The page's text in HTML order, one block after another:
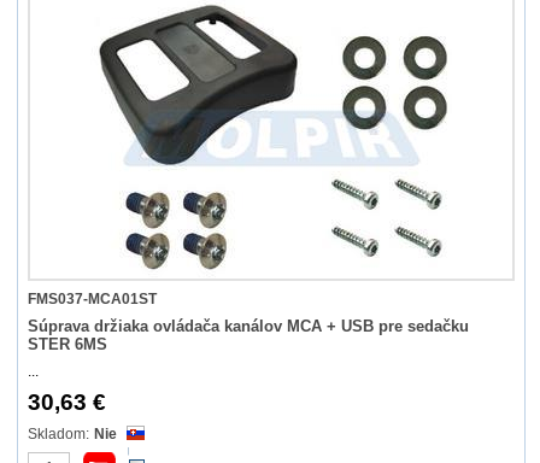
FMS037-MCA01ST
Súprava držiaka ovládača kanálov MCA + USB pre sedačku
STER 6MS
...
30,63 €
Nie